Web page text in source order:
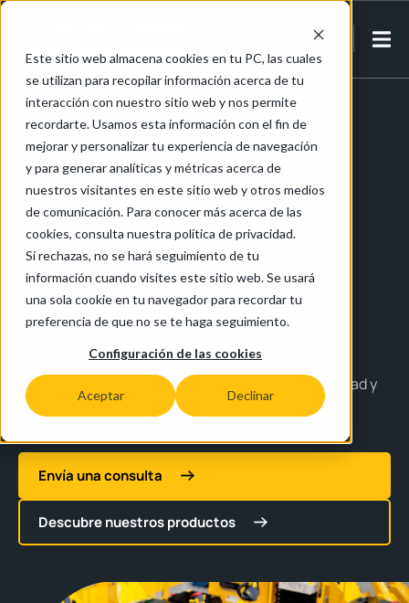
Este sitio web almacena cookies en tu PC, las cuales
se utilizan para recopilar información acerca de tu
interacción con nuestro sitio web y nos permite
recordarte. Usamos esta información con el fin de
mejorar y personalizar tu experiencia de navegación
y para generar analíticas y métricas acerca de
nuestros visitantes en este sitio web y otros medios
de comunicación. Para conocer más acerca de las
cookies, consulta nuestra política de privacidad.
Si rechazas, no se hará seguimiento de tu
información cuando visites este sitio web. Se usará
una sola cookie en tu navegador para recordar tu
preferencia de que no se te haga seguimiento.
Configuración de las cookies
Aceptar Declinar
ES-ES
Inicio/ Arrastradores y remolcadores eléctricos
¿Por qué las empresas usan arrastradores eléctricos?
¿Por qué las empresas
usan arrastradores
eléctricos?
Arrastradores y remolcadores eléctricos para la
manipulación de materiales
Cuantas más empresas buscan mejorar la seguridad y
la eficiencia, más empresas de distintos sectores
confían en MasterMover.
Envía una consulta
Descubre nuestros productos